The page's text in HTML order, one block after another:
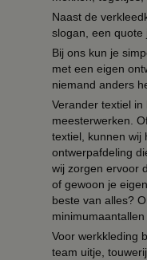
Naast de
slogan, een
Bij ons kun je
met een eigen
niemand anders
Verander textiel
meesterwerken.
textiel, kunnen wij
ontwerpafdeling
wij zorgen ervoor
of gewoon je
beste van alles?
Voor werkkleding
team uitje,